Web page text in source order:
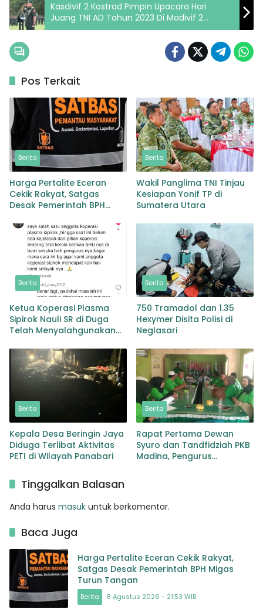
Kasdivif 2 Kostrad Pimpin Upacara Hari
Juang TNI AD Tahun 2023 Di Madivif 2
Kostrad
Pos Terkait
Berita
Harga Pertalite Eceran
Cekik Rakyat, Satgas
Desak Pemerintah BPH
Berita
Wakil Panglima TNI Tinjau
Kesiapan Yonif TP di
Sumatera Utara
Berita
Ketua Koperasi Plasma
Sipirok Nauli SR di Duga
Telah Menyalahgunakan
Berita
750 Tramadol dan 1.35
Hexymer Disita Polisi di
Neglasari
Berita
Kepala Desa Beringin Jaya
Diduga Terlibat Aktivitas
PETI di Wilayah Panabari
Berita
Rapat Pertama Dewan
Syuro dan Tandfidziah PKB
Madina, Pengurus
Tinggalkan Balasan
Anda harus masuk untuk berkomentar.
Baca Juga
Harga Pertalite Eceran Cekik Rakyat,
Satgas Desak Pemerintah BPH Migas
Turun Tangan
Berita 8 Agustus 2026 - 21:53 WIB